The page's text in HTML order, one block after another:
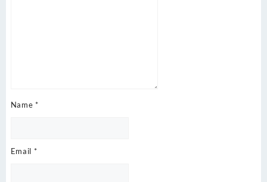
Name *
Email *